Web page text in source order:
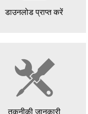
डाउनलोड प्राप्त करें
तकनीकी जानकारी